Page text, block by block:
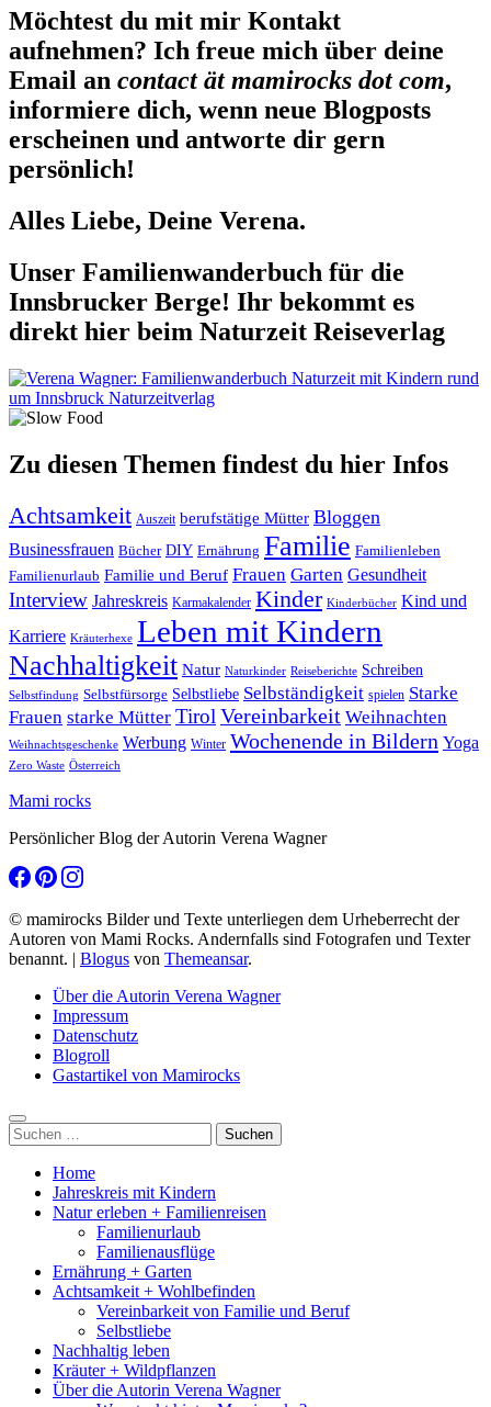
Möchtest du mit mir Kontakt
aufnehmen? Ich freue mich über deine
Email an contact ät mamirocks dot com,
informiere dich, wenn neue Blogposts
erscheinen und antworte dir gern
persönlich!
Alles Liebe, Deine Verena.
Unser Familienwanderbuch für die
Innsbrucker Berge! Ihr bekommt es
direkt hier beim Naturzeit Reiseverlag
Zu diesen Themen findest du hier Infos
Achtsamkeit Auszeit berufstätige Mütter Bloggen
Businessfrauen Bücher DIY Ernährung Familie Familienleben
Familienurlaub Familie und Beruf Frauen Garten Gesundheit
Interview Jahreskreis Karmakalender Kinder Kinderbücher Kind und
Karriere Kräuterhexe Leben mit Kindern
Nachhaltigkeit Natur Naturkinder Reiseberichte Schreiben
Selbstfindung Selbstfürsorge Selbstliebe Selbständigkeit spielen Starke
Frauen starke Mütter Tirol Vereinbarkeit Weihnachten
Weihnachtsgeschenke Werbung Winter Wochenende in Bildern Yoga
Zero Waste Österreich
Mami rocks
Persönlicher Blog der Autorin Verena Wagner
© mamirocks Bilder und Texte unterliegen dem Urheberrecht der
Autoren von Mami Rocks. Andernfalls sind Fotografen und Texter
benannt. | Blogus von Themeansar.
Über die Autorin Verena Wagner
Impressum
Datenschutz
Blogroll
Gastartikel von Mamirocks
Suchen
nach:
Home
Jahreskreis mit Kindern
Natur erleben + Familienreisen
Familienurlaub
Familienausflüge
Ernährung + Garten
Achtsamkeit + Wohlbefinden
Vereinbarkeit von Familie und Beruf
Selbstliebe
Nachhaltig leben
Kräuter + Wildpflanzen
Über die Autorin Verena Wagner